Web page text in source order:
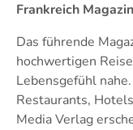
Frankreich Magazin
Das führende
hochwertigen
Lebensgefühl
Restaurants,
Media Verlag